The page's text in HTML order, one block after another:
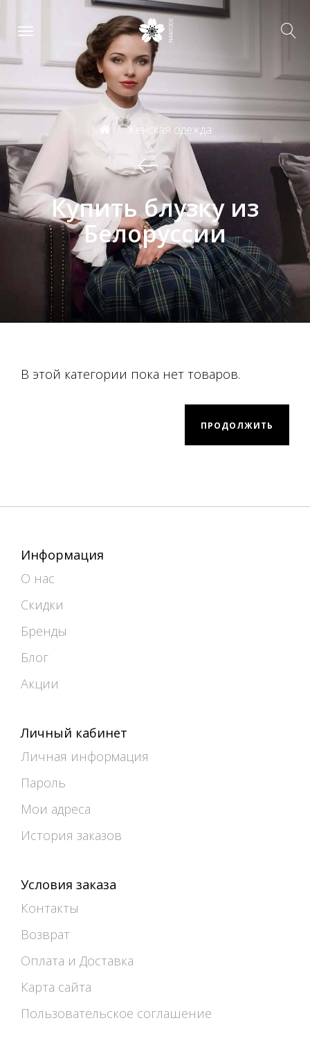
Женская одежда
Купить блузку из
Белоруссии
В этой категории пока нет товаров.
ПРОДОЛЖИТЬ
Информация
О нас
Скидки
Бренды
Блог
Акции
Личный кабинет
Личная информация
Пароль
Мои адреса
История заказов
Условия заказа
Контакты
Возврат
Оплата и Доставка
Карта сайта
Пользовательское соглашение